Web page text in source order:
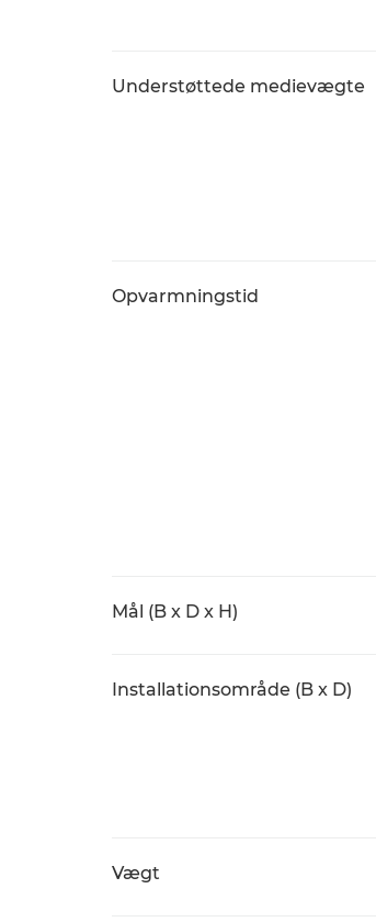
Understøttede medievægte
Opvarmningstid
Mål (B x D x H)
Installationsområde (B x D)
Vægt